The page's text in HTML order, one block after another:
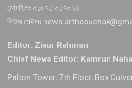
মোবাইলঃ ০১৮৭১ ০১৭০২৪
নিউজ মেইলঃ
Editor: Ziaur Rahman
Chief News Editor: Kamrun
Palton Tower, 7th Floor, Box